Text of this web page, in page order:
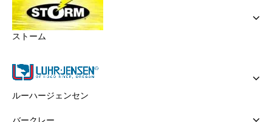
ストーム
ルーハージェンセン